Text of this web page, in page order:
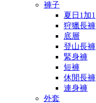
褲子
夏日1加1
狩獵長褲
底層
登山長褲
緊身褲
短褲
休閒長褲
連身褲
外套